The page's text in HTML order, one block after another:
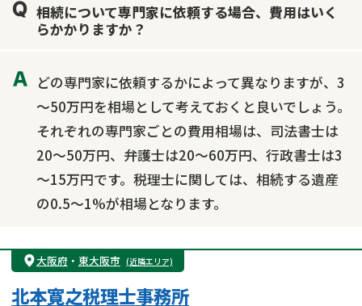
相続手続き
銀行手続き
家族信託
成年後見・任意後見
相続トラブル
相続について専門家に依頼する場合、費用はいく
らかかりますか？
どの専門家に依頼するかによって異なりますが、3
～50万円を相場として考えておくと良いでしょう。
それぞれの専門家ごとの費用相場は、司法書士は
20～50万円、弁護士は20～60万円、行政書士は3
～15万円です。税理士に関しては、相続する遺産
の0.5～1%が相場となります。
大阪府・ 東大阪市 (近隣エリア)
北本寛之税理士事務所